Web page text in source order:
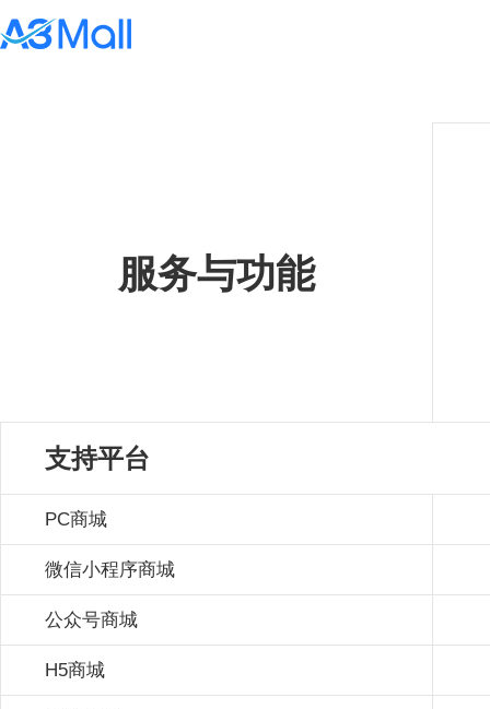
服务与功能
支持平台
PC商城
微信小程序商城
公众号商城
H5商城